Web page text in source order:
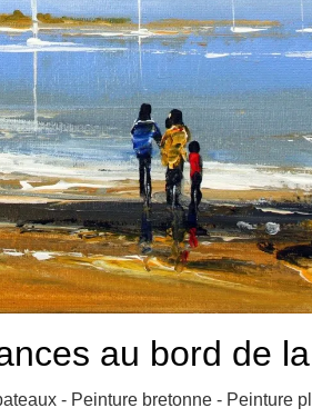
au bord de
- Peinture bretonne - Peinture